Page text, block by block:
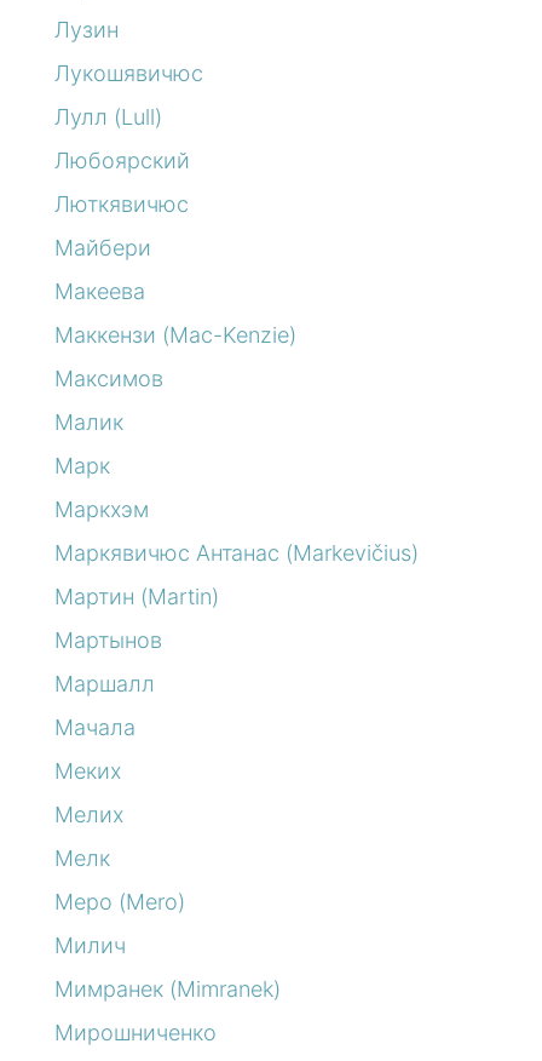
Лузин
Лукошявичюс
Лулл (Lull)
Любоярский
Люткявичюс
Майбери
Макеева
Маккензи (Mac-Kenzie)
Максимов
Малик
Марк
Маркхэм
Маркявичюс Антанас (Markevičius)
Мартин (Martin)
Мартынов
Маршалл
Мачала
Меких
Мелих
Мелк
Меро (Mero)
Милич
Мимранек (Mimranek)
Мирошниченко